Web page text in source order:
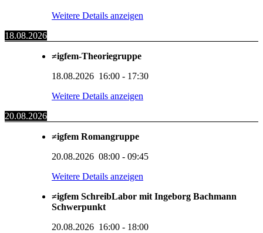
Weitere Details anzeigen
18.08.2026
≠igfem-Theoriegruppe
18.08.2026 16:00 - 17:30
Weitere Details anzeigen
20.08.2026
≠igfem Romangruppe
20.08.2026 08:00 - 09:45
Weitere Details anzeigen
≠igfem SchreibLabor mit Ingeborg Bachmann
Schwerpunkt
20.08.2026 16:00 - 18:00